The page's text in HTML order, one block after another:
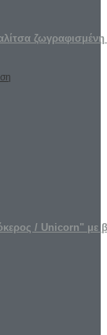
/ Unicorn" με